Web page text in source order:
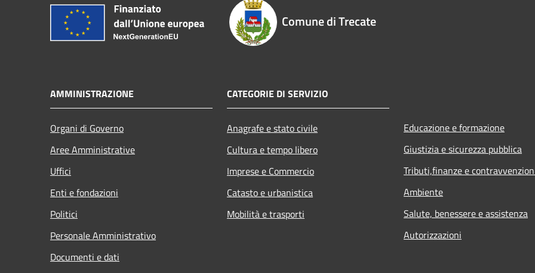
Comune di Trecate
AMMINISTRAZIONE
Organi di Governo
Aree Amministrative
Uffici
Enti e fondazioni
Politici
Personale Amministrativo
Documenti e dati
CATEGORIE DI SERVIZIO
Anagrafe e stato civile
Cultura e tempo libero
Imprese e Commercio
Catasto e urbanistica
Mobilità e trasporti
Educazione e formazione
Giustizia e sicurezza pubblica
Tributi,finanze e
Ambiente
Salute, benessere e assistenza
Autorizzazioni